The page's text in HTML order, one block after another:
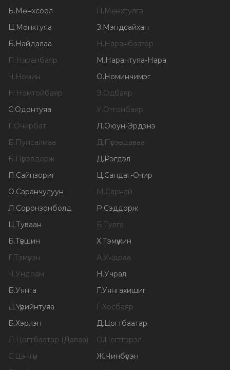
Б.Мөнхсоёл П.Мөнхтулга
Ц.Мөнхтуяа З.Мэндсайхан
Б.Найдалаа Н.Наранбаатар
П.Наранбаяр М.Нарантуяа-Нара
Ч.Номин О.Номинчимэг
Н.Номтойбаяр Э.Одбаяр
С.Одонтуяа У.Отгонбаяр
Г.Очирбат Л.Оюун-Эрдэнэ
Б.Пунсалмаа Д.Пүрэвдаваа
Б.Пүрэвдорж Д.Рэгдэл
П.Сайнзориг Ц.Сандаг-Очир
О.Саранчулуун М.Сарнай
Л.Соронзонболд Р.Сэддорж
Ц.Туваан Б.Тулга
Б.Түвшин Х.Тэмүүжин
Г.Тэмүүлэн А.Ундраа
Ч.Ундрам Н.Учрал
Б.Уянга Г.Уянгахишиг
Д.Үүрийнтуяа Г.Хосбаяр
Б.Хэрлэн Д.Цогтбаатар
Д.Цогтбаатар (Даваа) О.Цогтгэрэл
С.Цэнгүүн Ж.Чинбүрэн